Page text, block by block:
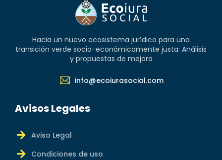
Hacia un nuevo ecosistema jurídico para una
transición verde socio-económicamente justa: Análisis
y propuestas de mejora
info@ecoiurasocial.com
Avisos Legales
Aviso Legal
Condiciones de uso